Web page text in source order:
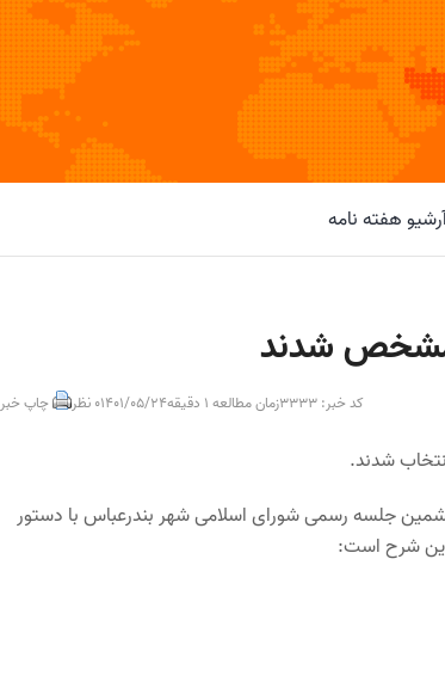
هفته نامه
مشخص شدند
کد خبر: 3333 زمان مطالعه 1 دقیقه 1401/05/240 نظر چاپ خبر
شدند.
جلسه رسمی شورای اسلامی شهر بندرعباس با دستور
شرح است: